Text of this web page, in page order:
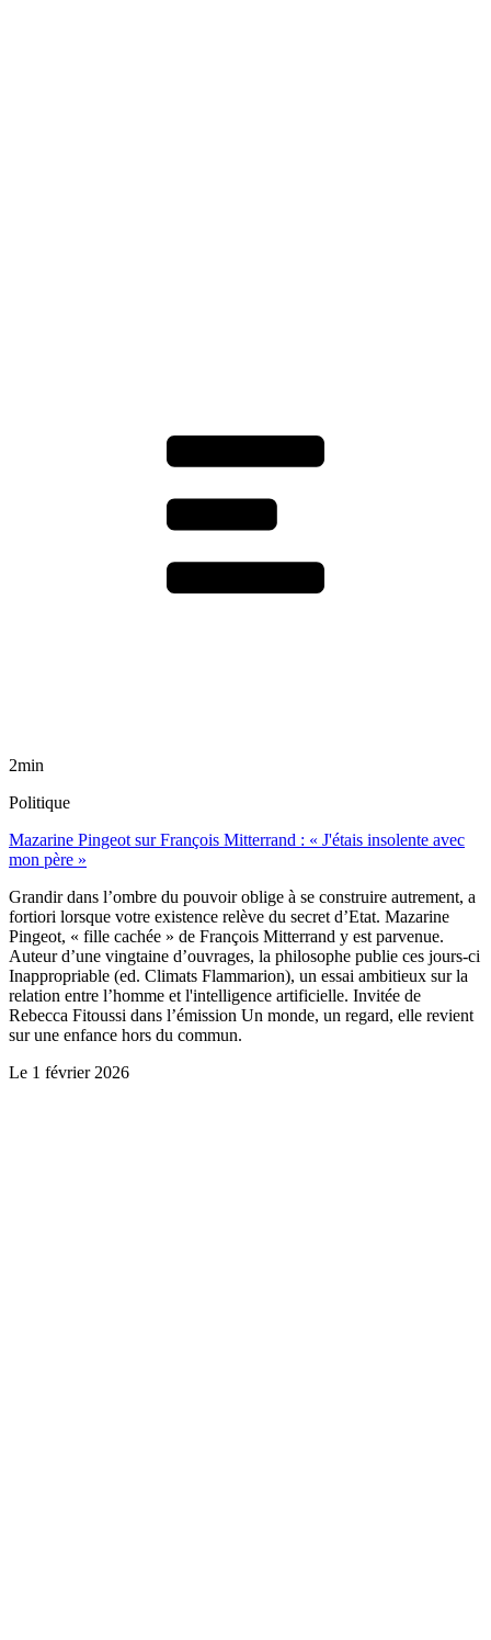
2min
Politique
Mazarine Pingeot sur François Mitterrand : « J'étais insolente avec
mon père »
Grandir dans l’ombre du pouvoir oblige à se construire autrement, a
fortiori lorsque votre existence relève du secret d’Etat. Mazarine
Pingeot, « fille cachée » de François Mitterrand y est parvenue.
Auteur d’une vingtaine d’ouvrages, la philosophe publie ces jours-ci
Inappropriable (ed. Climats Flammarion), un essai ambitieux sur la
relation entre l’homme et l'intelligence artificielle. Invitée de
Rebecca Fitoussi dans l’émission Un monde, un regard, elle revient
sur une enfance hors du commun.
Le 1 février 2026